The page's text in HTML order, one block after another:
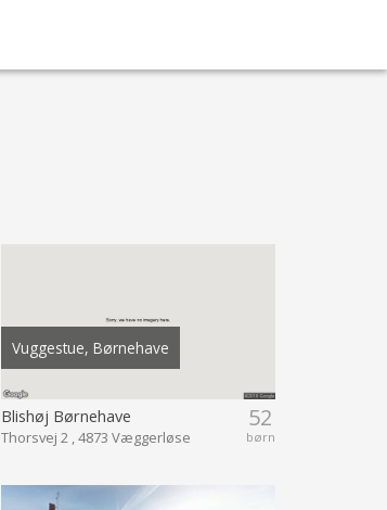
Vuggestue, Børnehave
52
børn
Blishøj Børnehave
Thorsvej 2 , 4873 Væggerløse